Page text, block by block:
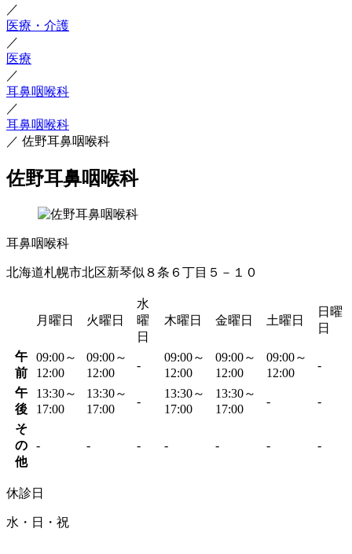
／
医療・介護
／
医療
／
耳鼻咽喉科
／
耳鼻咽喉科
／ 佐野耳鼻咽喉科
佐野耳鼻咽喉科
耳鼻咽喉科
北海道札幌市北区新琴似８条６丁目５－１０
月曜日 火曜日
水
曜
日
木曜日 金曜日 土曜日
日曜
日
午
前
09:00～
12:00
09:00～
12:00
-
09:00～
12:00
09:00～
12:00
09:00～
12:00
-
午
後
13:30～
17:00
13:30～
17:00
-
13:30～
17:00
13:30～
17:00
- -
そ
の
他
- - - - - - -
休診日
水・日・祝